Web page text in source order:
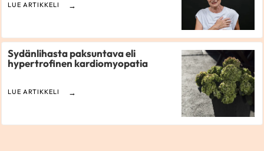
LUE ARTIKKELI
Sydänlihasta paksuntava eli
hypertrofinen kardiomyopatia
LUE ARTIKKELI